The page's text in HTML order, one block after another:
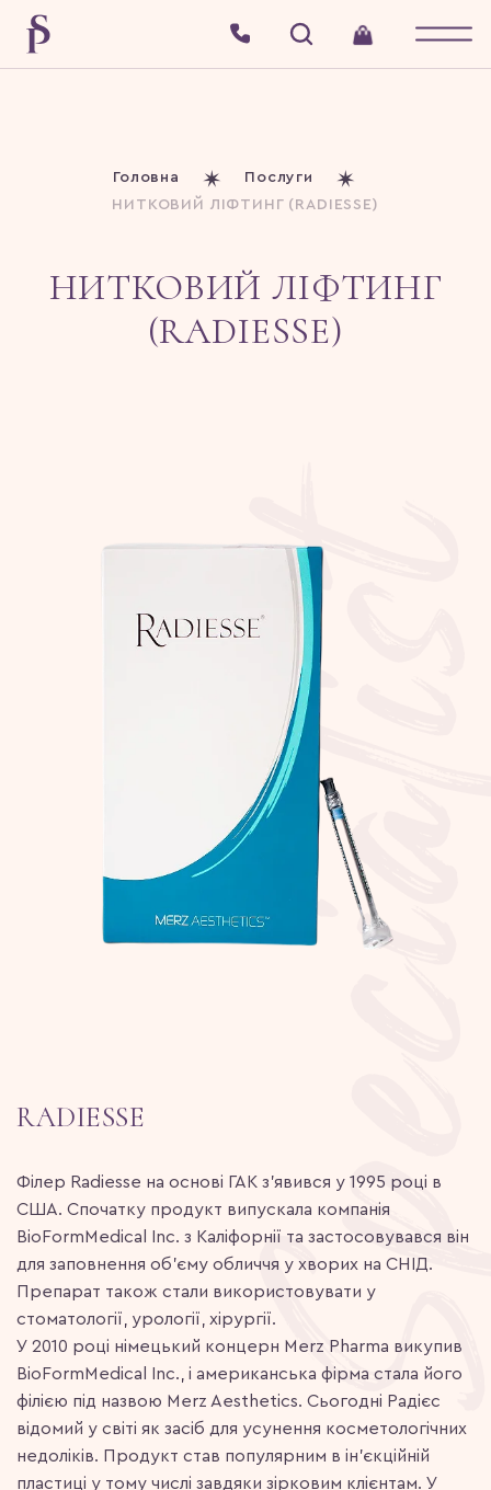
Головна
Послуги
НИТКОВИЙ ЛІФТИНГ (RADIESSE)
НИТКОВИЙ ЛІФТИНГ
(RADIESSE)
RADIESSE
Філер Radiesse на основі ГАК з’явився у 1995 році в
США. Спочатку продукт випускала компанія
BioFormMedical Inc. з Каліфорнії та застосовувався він
для заповнення об’єму обличчя у хворих на СНІД.
Препарат також стали використовувати у
стоматології, урології, хірургії.
У 2010 році німецький концерн Merz Pharma викупив
BioFormMedical Inc., і американська фірма стала його
філією під назвою Merz Aesthetics. Сьогодні Радієс
відомий у світі як засіб для усунення косметологічних
недоліків. Продукт став популярним в ін’єкційній
пластиці у тому числі завдяки зірковим клієнтам. У